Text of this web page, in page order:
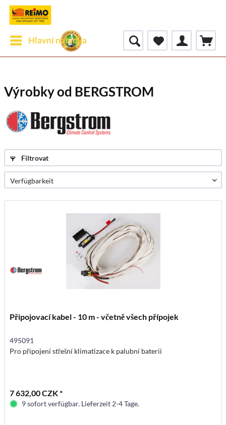
Hlavní nabídka
Výrobky od BERGSTROM
Filtrovat
Připojovací kabel - 10 m - včetně všech přípojek
495091
Pro připojení střešní klimatizace k palubní baterii
7 632,00 CZK *
9 sofort verfügbar. Lieferzeit 2-4 Tage.